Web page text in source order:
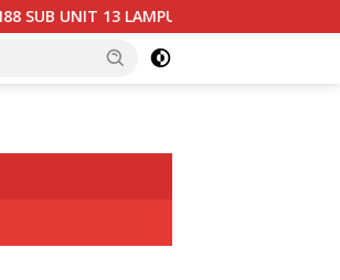
13 LAMPUNG UTARA GELAR RAPAT